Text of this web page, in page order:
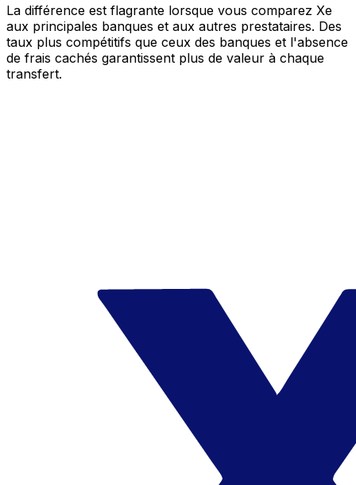
La différence est flagrante lorsque vous comparez Xe
aux principales banques et aux autres prestataires. Des
taux plus compétitifs que ceux des banques et l'absence
de frais cachés garantissent plus de valeur à chaque
transfert.